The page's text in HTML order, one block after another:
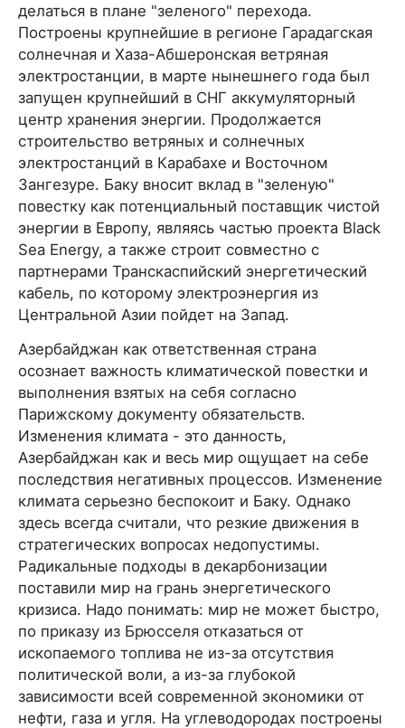
делаться в плане "зеленого" перехода.
Построены крупнейшие в регионе Гарадагская
солнечная и Хаза-Абшеронская ветряная
электростанции, в марте нынешнего года был
запущен крупнейший в СНГ аккумуляторный
центр хранения энергии. Продолжается
строительство ветряных и солнечных
электростанций в Карабахе и Восточном
Зангезуре. Баку вносит вклад в "зеленую"
повестку как потенциальный поставщик чистой
энергии в Европу, являясь частью проекта Black
Sea Energy, а также строит совместно с
партнерами Транскаспийский энергетический
кабель, по которому электроэнергия из
Центральной Азии пойдет на Запад.
Азербайджан как ответственная страна
осознает важность климатической повестки и
выполнения взятых на себя согласно
Парижскому документу обязательств.
Изменения климата - это данность,
Азербайджан как и весь мир ощущает на себе
последствия негативных процессов. Изменение
климата серьезно беспокоит и Баку. Однако
здесь всегда считали, что резкие движения в
стратегических вопросах недопустимы.
Радикальные подходы в декарбонизации
поставили мир на грань энергетического
кризиса. Надо понимать: мир не может быстро,
по приказу из Брюсселя отказаться от
ископаемого топлива не из-за отсутствия
политической воли, а из-за глубокой
зависимости всей современной экономики от
нефти, газа и угля. На углеводородах построены